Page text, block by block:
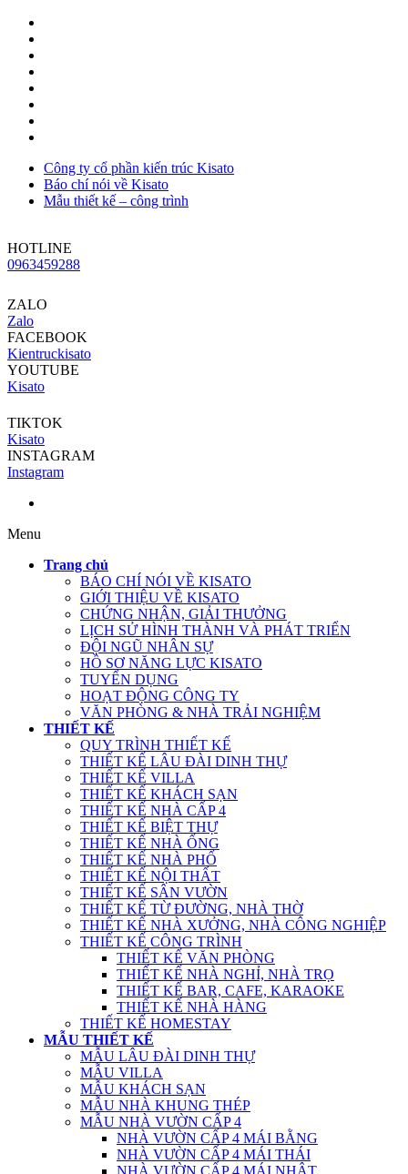
Công ty cổ phần kiến trúc Kisato
Báo chí nói về Kisato
Mẫu thiết kế – công trình
HOTLINE
0963459288
ZALO
Zalo
FACEBOOK
Kientruckisato
YOUTUBE
Kisato
TIKTOK
Kisato
INSTAGRAM
Instagram
Menu
Trang chủ
BÁO CHÍ NÓI VỀ KISATO
GIỚI THIỆU VỀ KISATO
CHỨNG NHẬN, GIẢI THƯỞNG
LỊCH SỬ HÌNH THÀNH VÀ PHÁT TRIỂN
ĐỘI NGŨ NHÂN SỰ
HỒ SƠ NĂNG LỰC KISATO
TUYỂN DỤNG
HOẠT ĐỘNG CÔNG TY
VĂN PHÒNG & NHÀ TRẢI NGHIỆM
THIẾT KẾ
QUY TRÌNH THIẾT KẾ
THIẾT KẾ LÂU ĐÀI DINH THỰ
THIẾT KẾ VILLA
THIẾT KẾ KHÁCH SẠN
THIẾT KẾ NHÀ CẤP 4
THIẾT KẾ BIỆT THỰ
THIẾT KẾ NHÀ ỐNG
THIẾT KẾ NHÀ PHỐ
THIẾT KẾ NỘI THẤT
THIẾT KẾ SÂN VƯỜN
THIẾT KẾ TỪ ĐƯỜNG, NHÀ THỜ
THIẾT KẾ NHÀ XƯỞNG, NHÀ CÔNG NGHIỆP
THIẾT KẾ CÔNG TRÌNH
THIẾT KẾ VĂN PHÒNG
THIẾT KẾ NHÀ NGHỈ, NHÀ TRỌ
THIẾT KẾ BAR, CAFE, KARAOKE
THIẾT KẾ NHÀ HÀNG
THIẾT KẾ HOMESTAY
MẪU THIẾT KẾ
MẪU LÂU ĐÀI DINH THỰ
MẪU VILLA
MẪU KHÁCH SẠN
MẪU NHÀ KHUNG THÉP
MẪU NHÀ VƯỜN CẤP 4
NHÀ VƯỜN CẤP 4 MÁI BẰNG
NHÀ VƯỜN CẤP 4 MÁI THÁI
NHÀ VƯỜN CẤP 4 MÁI NHẬT